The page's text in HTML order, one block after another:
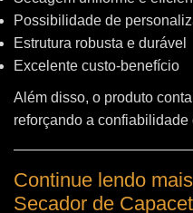
Possibilidade de
Estrutura robusta e durável
Excelente custo-benefício
Além disso, o produto
reforçando a confiabilidade
Continue lendo
Secador de